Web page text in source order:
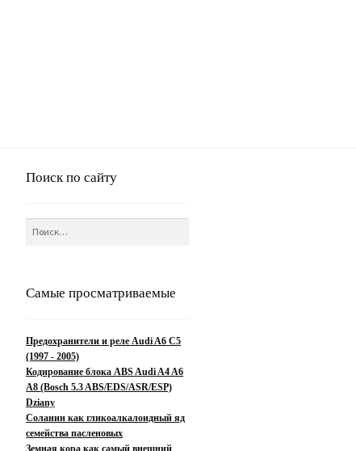
Поиск по сайту
Самые просматриваемые
Предохранители и реле Audi A6 C5
(1997 - 2005)
Кодирование блока ABS Audi A4 A6
A8 (Bosch 5.3 ABS/EDS/ASR/ESP)
Dziany
Соланин как гликоалкалоидный яд
семейства пасленовых
Земная кора как самый внешний